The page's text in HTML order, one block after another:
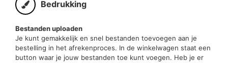
Bedrukking
Bestanden uploaden
Je kunt gemakkelijk en snel bestanden toevoegen aan je
bestelling in het afrekenproces. In de winkelwagen staat een
button waar je jouw bestanden toe kunt voegen. Heb je er